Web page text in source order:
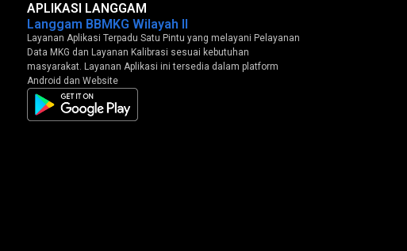
APLIKASI LANGGAM
Langgam BBMKG Wilayah II
Layanan Aplikasi Terpadu Satu Pintu yang melayani Pelayanan
Data MKG dan Layanan Kalibrasi sesuai kebutuhan
masyarakat. Layanan Aplikasi ini tersedia dalam platform
Android dan Website